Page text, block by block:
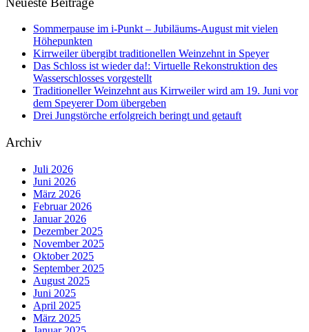
Sommerpause im i-Punkt – Jubiläums-August mit vielen
Höhepunkten
Kirrweiler übergibt traditionellen Weinzehnt in Speyer
Das Schloss ist wieder da!: Virtuelle Rekonstruktion des
Wasserschlosses vorgestellt
Traditioneller Weinzehnt aus Kirrweiler wird am 19. Juni vor
dem Speyerer Dom übergeben
Drei Jungstörche erfolgreich beringt und getauft
Archiv
Juli 2026
Juni 2026
März 2026
Februar 2026
Januar 2026
Dezember 2025
November 2025
Oktober 2025
September 2025
August 2025
Juni 2025
April 2025
März 2025